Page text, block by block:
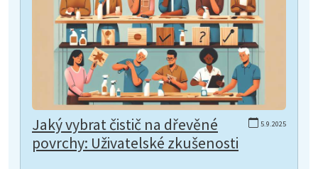
5.9.2025
Jaký vybrat čistič na dřevěné
povrchy: Uživatelské zkušenosti